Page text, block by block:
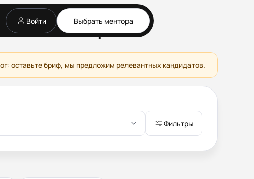
Войти Выбрать ментора
оставьте бриф, мы предложим релевантных кандидатов.
Фильтры
Документы
конфиденциальности (NDA)
Политика конфиденциальности
данных
Согласие на обработку
персональных данных